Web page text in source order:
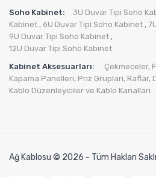
Soho Kabinet:
3U Duvar Tipi Soho
Kabinet , 6U Duvar Tipi Soho Kabinet ,
9U Duvar Tipi Soho Kabinet ,
12U Duvar Tipi Soho Kabinet
Kabinet Aksesuarları:
Çekmeceler,
Kapama Panelleri, Priz Grupları, Raflar,
Kablo Düzenleyiciler ve Kablo Kanalları
Ağ Kablosu © 2026 - Tüm Hakları